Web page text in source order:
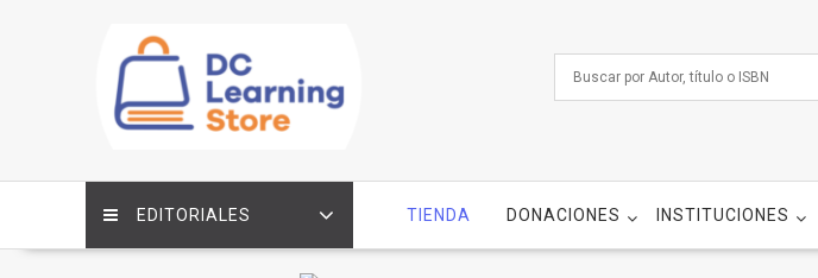
EDITORIALES TIENDA DONACIONES INSTITUCIONES